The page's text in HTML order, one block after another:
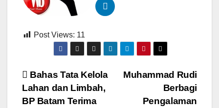
Post Views: 11
Navigasi
pos
Muhammad Rudi
Berbagi
Pengalaman
Bahas Tata Kelola
Lahan dan Limbah,
BP Batam Terima